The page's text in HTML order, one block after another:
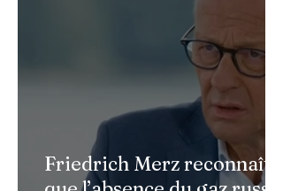
Friedrich Merz reconnaît